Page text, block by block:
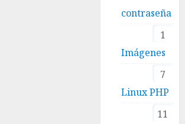
contraseña
1
Imágenes
7
Linux PHP
11